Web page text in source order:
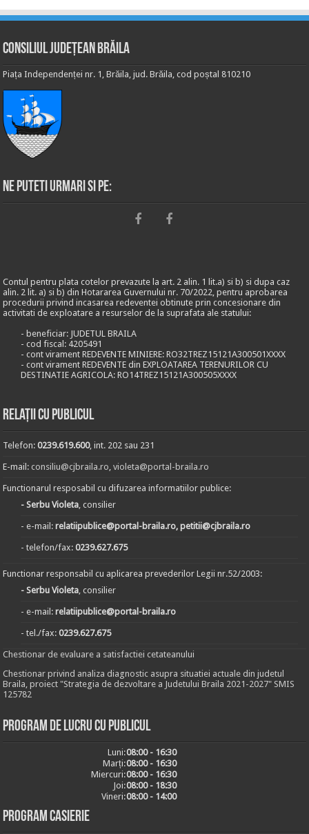
Consiliul Județean Brăila
Piața Independenței nr. 1, Brăila, jud. Brăila, cod poștal 810210
Ne puteti urmari si pe:
Contul pentru plata cotelor prevazute la art. 2 alin. 1 lit.a) si b) si dupa caz
alin. 2 lit. a) si b) din Hotararea Guvernului nr. 70/2022, pentru aprobarea
procedurii privind incasarea redeventei obtinute prin concesionare din
activitati de exploatare a resurselor de la suprafata ale statului:
- beneficiar: JUDETUL BRAILA
- cod fiscal: 4205491
- cont virament REDEVENTE MINIERE: RO32TREZ15121A300501XXXX
- cont virament REDEVENTE din EXPLOATAREA TERENURILOR CU
DESTINATIE AGRICOLA: RO14TREZ15121A300505XXXX
Relații cu publicul
Telefon:0239.619.600, int. 202 sau 231
E-mail:consiliu@cjbraila.ro ,violeta@portal-braila.ro
Functionarul resposabil cu difuzarea informatiilor publice:
- Serbu Violeta , consilier
- e-mail:relatiipublice@portal-braila.ro, petitii@cjbraila.ro
- telefon/fax:0239.627.675
Functionar responsabil cu aplicarea prevederilor Legii nr.52/2003:
- Serbu Violeta , consilier
- e-mail:relatiipublice@portal-braila.ro
- tel./fax:0239.627.675
Chestionar de evaluare a satisfactiei cetateanului
Chestionar privind analiza diagnostic asupra situatiei actuale din judetul
Braila, proiect "Strategia de dezvoltare a Judetului Braila 2021-2027" SMIS
125782
Program de lucru cu publicul
Luni:08:00 - 16:30
Marți:08:00 - 16:30
Miercuri:08:00 - 16:30
Joi:08:00 - 18:30
Vineri:08:00 - 14:00
Program casierie